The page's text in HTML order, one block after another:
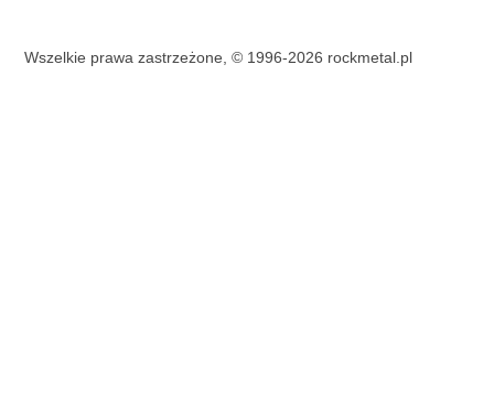
Wszelkie prawa zastrzeżone, © 1996-2026 rockmetal.pl